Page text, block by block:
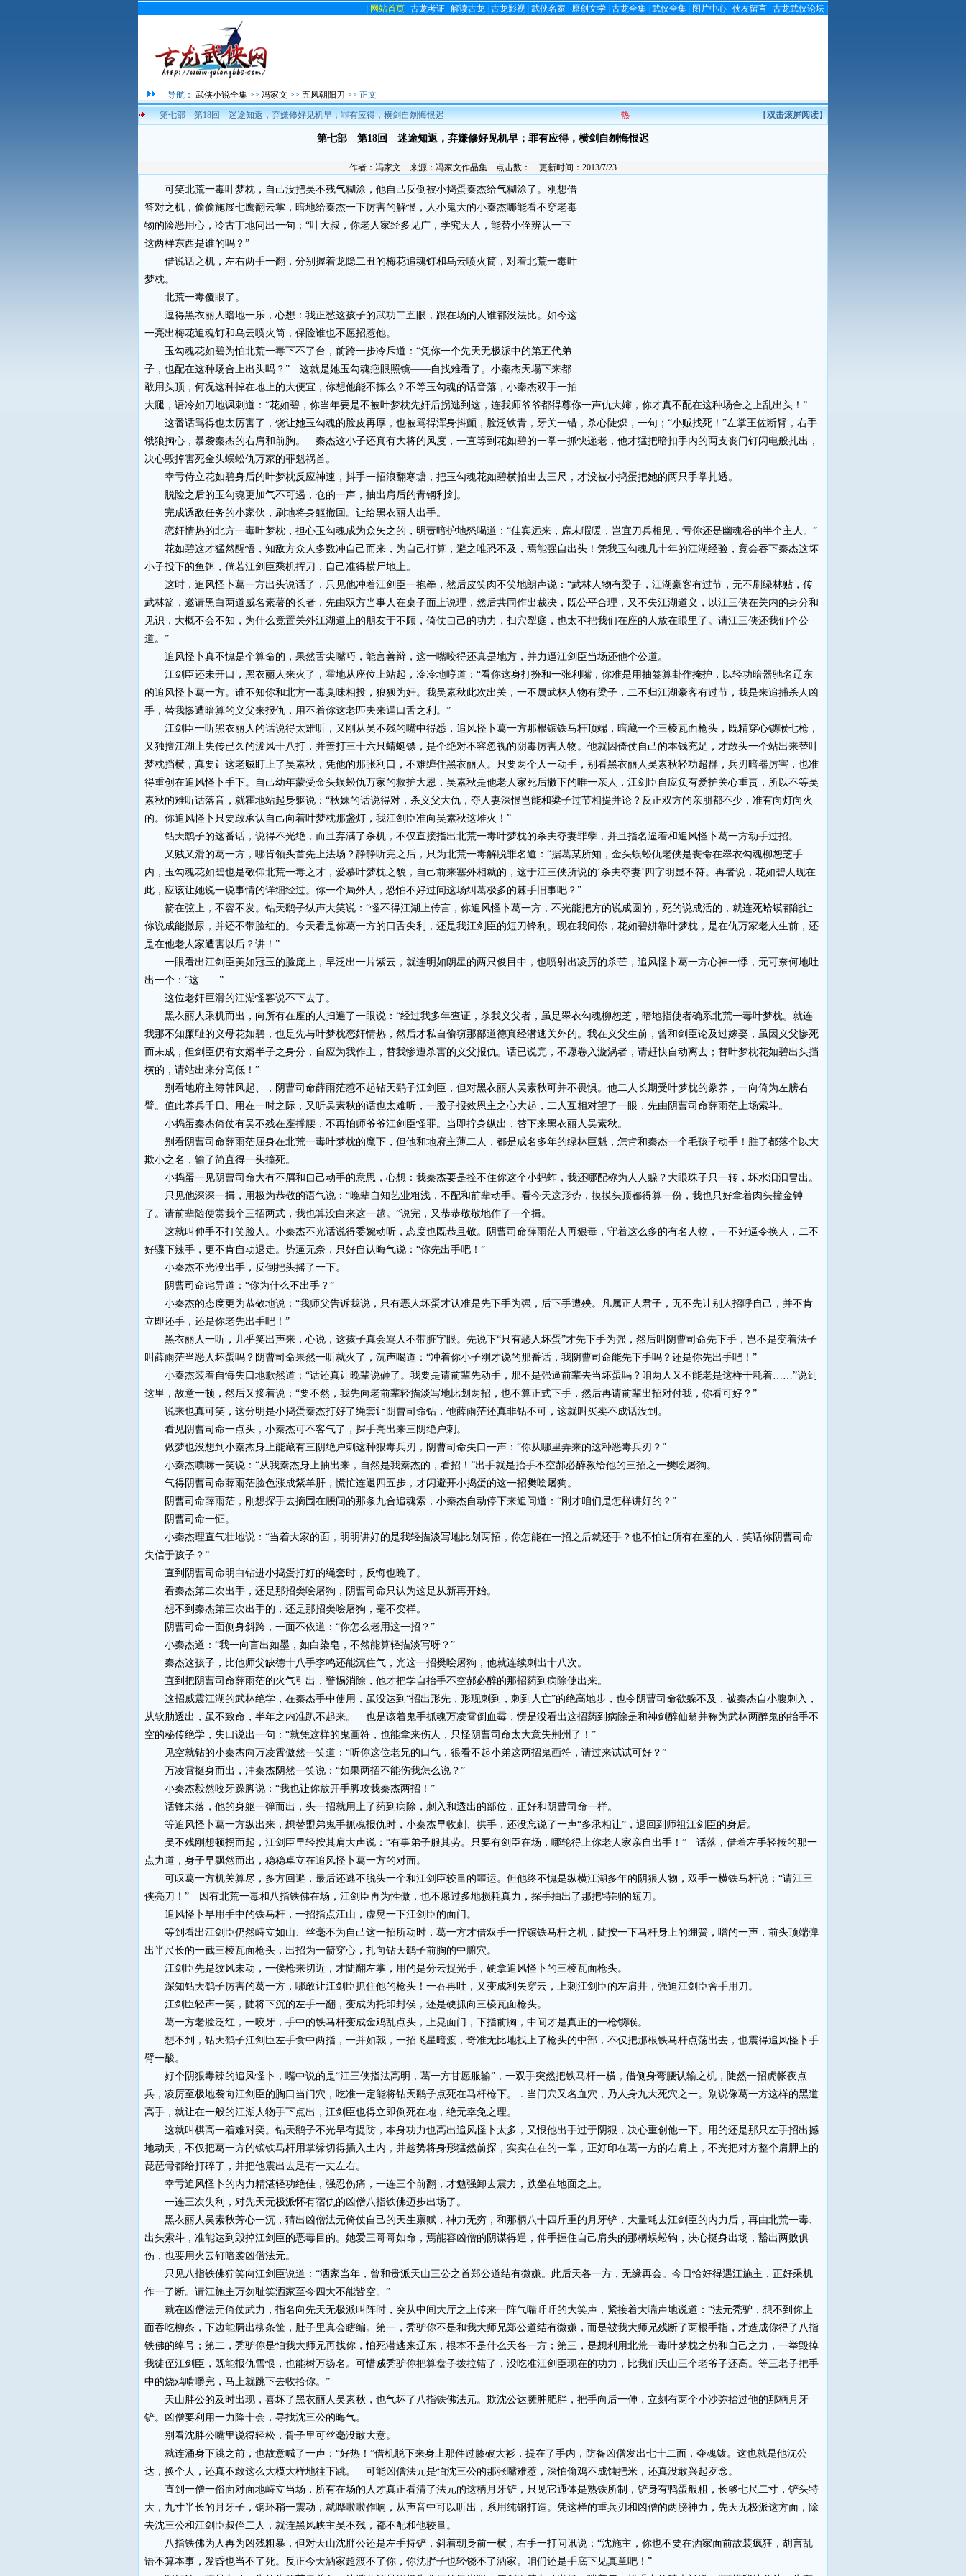
网站首页 古龙考证 解读古龙 古龙影视 武侠名家 原创文学 古龙全集 武侠全集 图片中心 侠友留言 古龙武侠论坛
导航： 武侠小说全集 >> 冯家文 >> 五凤朝阳刀 >> 正文
第七部 第18回 迷途知返，弃嫌修好见机早；罪有应得，横剑自刎悔恨迟
热 【双击滚屏阅读】
第七部 第18回 迷途知返，弃嫌修好见机早；罪有应得，横剑自刎悔恨迟
作者： 冯家文 来源： 冯家文作品集 点击数： 更新时间：2013/7/23
可笑北荒一毒叶梦枕，自己没把吴不残气糊涂，他自己反倒被小捣蛋秦杰给气糊涂了。刚想借
答对之机，偷偷施展七鹰翻云掌，暗地给秦杰一下厉害的解恨，人小鬼大的小秦杰哪能看不穿老毒
物的险恶用心，冷古丁地问出一句：“叶大叔，你老人家经多见广，学究天人，能替小侄辨认一下
这两样东西是谁的吗？”
借说话之机，左右两手一翻，分别握着龙隐二丑的梅花追魂钉和乌云喷火筒，对着北荒一毒叶
梦枕。
北荒一毒傻眼了。
逗得黑衣丽人暗地一乐，心想：我正愁这孩子的武功二五眼，跟在场的人谁都没法比。如今这
一亮出梅花追魂钉和乌云喷火筒，保险谁也不愿招惹他。
玉勾魂花如碧为怕北荒一毒下不了台，前跨一步冷斥道：“凭你一个先天无极派中的第五代弟
子，也配在这种场合上出头吗？” 这就是她玉勾魂疤眼照镜——自找难看了。小秦杰天塌下来都
敢用头顶，何况这种掉在地上的大便宜，你想他能不拣么？不等玉勾魂的话音落，小秦杰双手一拍
大腿，语冷如刀地讽刺道：“花如碧，你当年要是不被叶梦枕先奸后拐逃到这，连我师爷爷都得尊你一声仇大婶，你才真不配在这种场合之上乱出头！”
这番话骂得也太厉害了，饶让她玉勾魂的脸皮再厚，也被骂得浑身抖颤，脸泛铁青，牙关一错，杀心陡炽，一句；“小贼找死！”左掌王佐断臂，右手
饿狼掏心，暴袭秦杰的右肩和前胸。 秦杰这小子还真有大将的风度，一直等到花如碧的一掌一抓快递老，他才猛把暗扣手内的两支丧门钉闪电般扎出，
决心毁掉害死金头蜈蚣仇万家的罪魁祸首。
幸亏侍立花如碧身后的叶梦枕反应神速，抖手一招浪翻寒塘，把玉勾魂花如碧横拍出去三尺，才没被小捣蛋把她的两只手掌扎透。
脱险之后的玉勾魂更加气不可遏，仓的一声，抽出肩后的青钢利剑。
完成诱敌任务的小家伙，刷地将身躯撤回。让给黑衣丽人出手。
恋奸情热的北方一毒叶梦枕，担心玉勾魂成为众矢之的，明责暗护地怒喝道：“佳宾远来，席未暇暖，岂宜刀兵相见，亏你还是幽魂谷的半个主人。”
花如碧这才猛然醒悟，知敌方众人多数冲自己而来，为自己打算，避之唯恐不及，焉能强自出头！凭我玉勾魂几十年的江湖经验，竟会吞下秦杰这坏
小子投下的鱼饵，倘若江剑臣乘机挥刀，自己准得横尸地上。
这时，追风怪卜葛一方出头说话了，只见他冲着江剑臣一抱拳，然后皮笑肉不笑地朗声说：“武林人物有梁子，江湖豪客有过节，无不刷绿林贴，传
武林箭，邀请黑白两道威名素著的长者，先由双方当事人在桌子面上说理，然后共同作出裁决，既公平合理，又不失江湖道义，以江三侠在关内的身分和
见识，大概不会不知，为什么竟置关外江湖道上的朋友于不顾，倚仗自己的功力，扫穴犁庭，也太不把我们在座的人放在眼里了。请江三侠还我们个公
道。”
追风怪卜真不愧是个算命的，果然舌尖嘴巧，能言善辩，这一嘴咬得还真是地方，并力逼江剑臣当场还他个公道。
江剑臣还未开口，黑衣丽人来火了，霍地从座位上站起，冷冷地哼道：“看你这身打扮和一张利嘴，你准是用抽签算卦作掩护，以轻功暗器驰名辽东
的追风怪卜葛一方。谁不知你和北方一毒臭味相投，狼狈为奸。我吴素秋此次出关，一不属武林人物有梁子，二不归江湖豪客有过节，我是来追捕杀人凶
手，替我惨遭暗算的义父来报仇，用不着你这老匹夫来逞口舌之利。”
江剑臣一听黑衣丽人的话说得太难听，又刚从吴不残的嘴中得悉，追风怪卜葛一方那根镔铁马杆顶端，暗藏一个三棱瓦面枪头，既精穿心锁喉七枪，
又独擅江湖上失传已久的泼风十八打，并善打三十六只蜻蜓镖，是个绝对不容忽视的阴毒厉害人物。他就因倚仗自己的本钱充足，才敢头一个站出来替叶
梦枕挡横，真要让这老贼盯上了吴素秋，凭他的那张利口，不难缠住黑衣丽人。只要两个人一动手，别看黑衣丽人吴素秋轻功超群，兵刃暗器厉害，也准
得重创在追风怪卜手下。自己幼年蒙受金头蜈蚣仇万家的救护大恩，吴素秋是他老人家死后撇下的唯一亲人，江剑臣自应负有爱护关心重责，所以不等吴
素秋的难听话落音，就霍地站起身躯说：“秋妹的话说得对，杀义父大仇，夺人妻深恨岂能和梁子过节相提并论？反正双方的亲朋都不少，准有向灯向火
的。你追风怪卜只要敢承认自己向着叶梦枕那盏灯，我江剑臣准向吴素秋这堆火！”
钻天鹞子的这番话，说得不光绝，而且弃满了杀机，不仅直接指出北荒一毒叶梦枕的杀夫夺妻罪孽，并且指名逼着和追风怪卜葛一方动手过招。
又贼又滑的葛一方，哪肯领头首先上法场？静静听完之后，只为北荒一毒解脱罪名道：“据葛某所知，金头蜈蚣仇老侠是丧命在翠衣勾魂柳恕芝手
内，玉勾魂花如碧也是敬仰北荒一毒之才，爱慕叶梦枕之貌，自己前来塞外相就的，这于江三侠所说的‘杀夫夺妻’四字明显不符。再者说，花如碧人现在
此，应该让她说一说事情的详细经过。你一个局外人，恐怕不好过问这场纠葛极多的棘手旧事吧？”
箭在弦上，不容不发。钻天鹞子纵声大笑说：“怪不得江湖上传言，你追风怪卜葛一方，不光能把方的说成圆的，死的说成活的，就连死蛤蟆都能让
你说成能撒尿，并还不带脸红的。今天看是你葛一方的口舌尖利，还是我江剑臣的短刀锋利。现在我问你，花如碧姘靠叶梦枕，是在仇万家老人生前，还
是在他老人家遭害以后？讲！”
一眼看出江剑臣美如冠玉的脸庞上，早泛出一片紫云，就连明如朗星的两只俊目中，也喷射出凌厉的杀芒，追风怪卜葛一方心神一悸，无可奈何地吐
出一个：“这……”
这位老奸巨滑的江湖怪客说不下去了。
黑衣丽人乘机而出，向所有在座的人扫遍了一眼说：“经过我多年查证，杀我义父者，虽是翠衣勾魂柳恕芝，暗地指使者确系北荒一毒叶梦枕。就连
我那不知廉耻的义母花如碧，也是先与叶梦枕恋奸情热，然后才私自偷窃那部道德真经潜逃关外的。我在义父生前，曾和剑臣论及过嫁娶，虽因义父惨死
而未成，但剑臣仍有女婿半子之身分，自应为我作主，替我惨遭杀害的义父报仇。话已说完，不愿卷入漩涡者，请赶快自动离去；替叶梦枕花如碧出头挡
横的，请站出来分高低！”
别看地府主簿韩风起、，阴曹司命薛雨茫惹不起钻天鹞子江剑臣，但对黑衣丽人吴素秋可并不畏惧。他二人长期受叶梦枕的豢养，一向倚为左膀右
臂。值此养兵千日、用在一时之际，又听吴素秋的话也太难听，一股子报效恩主之心大起，二人互相对望了一眼，先由阴曹司命薛雨茫上场索斗。
小捣蛋秦杰倚仗有吴不残在座撑腰，不再怕师爷爷江剑臣怪罪。当即拧身纵出，替下来黑衣丽人吴素秋。
别看阴曹司命薛雨茫屈身在北荒一毒叶梦枕的麾下，但他和地府主薄二人，都是成名多年的绿林巨魁，怎肯和秦杰一个毛孩子动手！胜了都落个以大
欺小之名，输了简直得一头撞死。
小捣蛋一见阴曹司命大有不屑和自己动手的意思，心想：我秦杰要是拴不住你这个小蚂蚱，我还哪配称为人人躲？大眼珠子只一转，坏水汩汩冒出。
只见他深深一揖，用极为恭敬的语气说：“晚辈自知艺业粗浅，不配和前辈动手。看今天这形势，摸摸头顶都得算一份，我也只好拿着肉头撞金钟
了。请前辈随便赏我个三招两式，我也算没白来这一趟。”说完，又恭恭敬敬地作了一个揖。
这就叫伸手不打笑脸人。小秦杰不光话说得委婉动听，态度也既恭且敬。阴曹司命薛雨茫人再狠毒，守着这么多的有名人物，一不好逼令换人，二不
好骤下辣手，更不肯自动退走。势逼无奈，只好自认晦气说：“你先出手吧！”
小秦杰不光没出手，反倒把头摇了一下。
阴曹司命诧异道：“你为什么不出手？”
小秦杰的态度更为恭敬地说：“我师父告诉我说，只有恶人坏蛋才认准是先下手为强，后下手遭殃。凡属正人君子，无不先让别人招呼自己，并不肯
立即还手，还是你老先出手吧！”
黑衣丽人一听，几乎笑出声来，心说，这孩子真会骂人不带脏字眼。先说下“只有恶人坏蛋”才先下手为强，然后叫阴曹司命先下手，岂不是变着法子
叫薛雨茫当恶人坏蛋吗？阴曹司命果然一听就火了，沉声喝道：“冲着你小子刚才说的那番话，我阴曹司命能先下手吗？还是你先出手吧！”
小秦杰装着自悔失口地歉然道：“话还真让晚辈说砸了。我要是请前辈先动手，那不是强逼前辈去当坏蛋吗？咱两人又不能老是这样干耗着……”说到
这里，故意一顿，然后又接着说：“要不然，我先向老前辈轻描淡写地比划两招，也不算正式下手，然后再请前辈出招对付我，你看可好？”
说来也真可笑，这分明是小捣蛋秦杰打好了绳套让阴曹司命钻，他薛雨茫还真非钻不可，这就叫买卖不成话没到。
看见阴曹司命一点头，小秦杰可不客气了，探手亮出来三阴绝户刺。
做梦也没想到小秦杰身上能藏有三阴绝户刺这种狠毒兵刃，阴曹司命失口一声：“你从哪里弄来的这种恶毒兵刃？”
小秦杰噗哧一笑说：“从我秦杰身上抽出来，自然是我秦杰的，看招！”出手就是抬手不空郝必醉教给他的三招之一樊哙屠狗。
气得阴曹司命薛雨茫脸色涨成紫羊肝，慌忙连退四五步，才闪避开小捣蛋的这一招樊哙屠狗。
阴曹司命薛雨茫，刚想探手去摘围在腰间的那条九合追魂索，小秦杰自动停下来追问道：“刚才咱们是怎样讲好的？”
阴曹司命一怔。
小秦杰理直气壮地说：“当着大家的面，明明讲好的是我轻描淡写地比划两招，你怎能在一招之后就还手？也不怕让所有在座的人，笑话你阴曹司命
失信于孩子？”
直到阴曹司命明白钻进小捣蛋打好的绳套时，反悔也晚了。
看秦杰第二次出手，还是那招樊哙屠狗，阴曹司命只认为这是从新再开始。
想不到秦杰第三次出手的，还是那招樊哙屠狗，毫不变样。
阴曹司命一面侧身斜跨，一面不依道：“你怎么老用这一招？”
小秦杰道：“我一向言出如墨，如白染皂，不然能算轻描淡写呀？”
秦杰这孩子，比他师父缺德十八手李鸣还能沉住气，光这一招樊哙屠狗，他就连续刺出十八次。
直到把阴曹司命薛雨茫的火气引出，警惕消除，他才把学自抬手不空郝必醉的那招药到病除使出来。
这招威震江湖的武林绝学，在秦杰手中使用，虽没达到“招出形先，形现刺到，刺到人亡”的绝高地步，也令阴曹司命欲躲不及，被秦杰自小腹刺入，
从软肋透出，虽不致命，半年之内准趴不起来。 也是该着鬼手抓魂万凌霄倒血霉，愣是没看出这招药到病除是和神剑醉仙翁并称为武林两醉鬼的抬手不
空的秘传绝学，失口说出一句：“就凭这样的鬼画符，也能拿来伤人，只怪阴曹司命太大意失荆州了！”
见空就钻的小秦杰向万凌霄傲然一笑道：“听你这位老兄的口气，很看不起小弟这两招鬼画符，请过来试试可好？”
万凌霄挺身而出，冲秦杰阴然一笑说：“如果两招不能伤我怎么说？”
小秦杰毅然咬牙跺脚说：“我也让你放开手脚攻我秦杰两招！”
话锋未落，他的身躯一弹而出，头一招就用上了药到病除，刺入和透出的部位，正好和阴曹司命一样。
等追风怪卜葛一方纵出来，想替盟弟鬼手抓魂报仇时，小秦杰早收刺、拱手，还没忘说了一声“多承相让”，退回到师祖江剑臣的身后。
吴不残刚想顿拐而起，江剑臣早轻按其肩大声说：“有事弟子服其劳。只要有剑臣在场，哪轮得上你老人家亲自出手！” 话落，借着左手轻按的那一
点力道，身子早飘然而出，稳稳卓立在追风怪卜葛一方的对面。
可叹葛一方机关算尽，多方回避，最后还逃不脱头一个和江剑臣较量的噩运。但他终不愧是纵横江湖多年的阴狠人物，双手一横铁马杆说：“请江三
侠亮刀！” 因有北荒一毒和八指铁佛在场，江剑臣再为性傲，也不愿过多地损耗真力，探手抽出了那把特制的短刀。
追风怪卜早用手中的铁马杆，一招指点江山，虚晃一下江剑臣的面门。
等到看出江剑臣仍然峙立如山、丝毫不为自己这一招所动时，葛一方才借双手一拧镔铁马杆之机，陡按一下马杆身上的绷簧，噌的一声，前头顶端弹
出半尺长的一截三棱瓦面枪头，出招为一箭穿心，扎向钻天鹞子前胸的中腑穴。
江剑臣先是纹风未动，一俟枪来切近，才陡翻左掌，用的是分云捉光手，硬拿追风怪卜的三棱瓦面枪头。
深知钻天鹞子厉害的葛一方，哪敢让江剑臣抓住他的枪头！一吞再吐，又变成利矢穿云，上刺江剑臣的左肩井，强迫江剑臣舍手用刀。
江剑臣轻声一笑，陡将下沉的左手一翻，变成为托印封侯，还是硬抓向三棱瓦面枪头。
葛一方老脸泛红，一咬牙，手中的铁马杆变成金鸡乱点头，上晃面门，下指前胸，中间才是真正的一枪锁喉。
想不到，钻天鹞子江剑臣左手食中两指，一并如戟，一招飞星暗渡，奇准无比地找上了枪头的中部，不仅把那根铁马杆点荡出去，也震得追风怪卜手
臂一酸。
好个阴狠毒辣的追风怪卜，嘴中说的是“江三侠指法高明，葛一方甘愿服输”，一双手突然把铁马杆一横，借侧身弯腰认输之机，陡然一招虎帐夜点
兵，凌厉至极地袭向江剑臣的胸口当门穴，吃准一定能将钻天鹞子点死在马杆枪下。．当门穴又名血穴，乃人身九大死穴之一。别说像葛一方这样的黑道
高手，就让在一般的江湖人物手下点出，江剑臣也得立即倒死在地，绝无幸免之理。
这就叫棋高一着难对奕。钻天鹞子不光早有提防，本身功力也高出追风怪卜太多，又恨他出手过于阴狠，决心重创他一下。用的还是那只左手招出撼
地动天，不仅把葛一方的镔铁马杆用掌缘切得插入土内，并趁势将身形猛然前探，实实在在的一掌，正好印在葛一方的右肩上，不光把对方整个肩胛上的
琵琶骨都给打碎了，并把他震出去足有一丈左右。
幸亏追风怪卜的内力精湛轻功绝佳，强忍伤痛，一连三个前翻，才勉强卸去震力，跌坐在地面之上。
一连三次失利，对先天无极派怀有宿仇的凶僧八指铁佛迈步出场了。
黑衣丽人吴素秋芳心一沉，猜出凶僧法元倚仗自己的天生禀赋，神力无穷，和那柄八十四斤重的月牙铲，大量耗去江剑臣的内力后，再由北荒一毒、
出头索斗，准能达到毁掉江剑臣的恶毒目的。她爱三哥哥如命，焉能容凶僧的阴谋得逞，伸手握住自己肩头的那柄蜈蚣钩，决心挺身出场，豁出两败俱
伤，也要用火云钉暗袭凶僧法元。
只见八指铁佛狞笑向江剑臣说道：“洒家当年，曾和贵派天山三公之首郑公道结有微嫌。此后天各一方，无缘再会。今日恰好得遇江施主，正好乘机
作一了断。请江施主万勿耻笑洒家至今四大不能皆空。”
就在凶僧法元倚仗武力，指名向先天无极派叫阵时，突从中间大厅之上传来一阵气喘吁吁的大笑声，紧接着大喘声地说道：“法元秃驴，想不到你上
面吞吃柳条，下边能屙出柳条筐，肚子里真会瞎编。第一，秃驴你不是和我大师兄郑公道结有微嫌，而是被我大师兄残断了两根手指，才造成你得了八指
铁佛的绰号；第二，秃驴你是怕我大师兄再找你，怕死潜逃来辽东，根本不是什么天各一方；第三，是想利用北荒一毒叶梦枕之势和自己之力，一举毁掉
我徒侄江剑臣，既能报仇雪恨，也能树万扬名。可惜贼秃驴你把算盘子拨拉错了，没吃准江剑臣现在的功力，比我们天山三个老爷子还高。等三老子把手
中的烧鸡啃嚼完，马上就跳下去收拾你。”
天山胖公的及时出现，喜坏了黑衣丽人吴素秋，也气坏了八指铁佛法元。欺沈公达臃肿肥胖，把手向后一伸，立刻有两个小沙弥抬过他的那柄月牙
铲。凶僧要利用一力降十会，寻找沈三公的晦气。
别看沈胖公嘴里说得轻松，骨子里可丝毫没敢大意。
就连涌身下跳之前，也故意喊了一声：“好热！”借机脱下来身上那件过膝破大衫，提在了手内，防备凶僧发出七十二面，夺魂钹。这也就是他沈公
达，换个人，还真不敢这么大模大样地往下跳。 可能凶僧法元是怕沈三公的那张嘴难惹，深怕偷鸡不成蚀把米，还真没敢兴起歹念。
直到一僧一俗面对面地峙立当场，所有在场的人才真正看清了法元的这柄月牙铲，只见它通体是熟铁所制，铲身有鸭蛋般粗，长够七尺二寸，铲头特
大，九寸半长的月牙子，钢环稍一震动，就哗啦啦作响，从声音中可以听出，系用纯钢打造。凭这样的重兵刃和凶僧的两膀神力，先天无极派这方面，除
去沈三公和江剑臣叔侄二人，就连黑风峡主吴不残，都不配和他较量。
八指铁佛为人再为凶残粗暴，但对天山沈胖公还是左手持铲，斜着朝身前一横，右手一打问讯说：“沈施主，你也不要在洒家面前故装疯狂，胡言乱
语不算本事，发昏也当不了死。反正今天洒家超渡不了你，你沈胖子也轻饶不了洒家。咱们还是手底下见真章吧！”